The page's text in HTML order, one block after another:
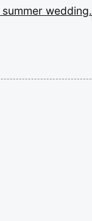
summer wedding.